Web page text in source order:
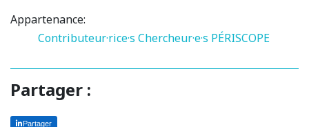
Appartenance:
Contributeur·rice·s Chercheur·e·s PÉRISCOPE
Partager :
Partager